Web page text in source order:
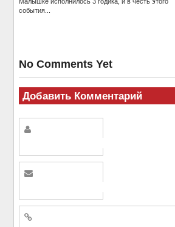
Малышке исполнилось 3 годика, и в честь этого
события...
No Comments Yet
Добавить Комментарий